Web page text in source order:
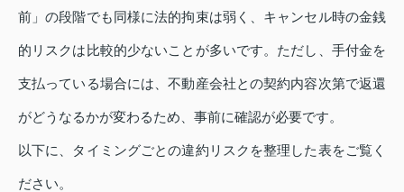
前」の段階でも同様に法的拘束は弱く、キャンセル時の金銭
的リスクは比較的少ないことが多いです。ただし、手付金を
支払っている場合には、不動産会社との契約内容次第で返還
がどうなるかが変わるため、事前に確認が必要です。
以下に、タイミングごとの違約リスクを整理した表をご覧く
ださい。